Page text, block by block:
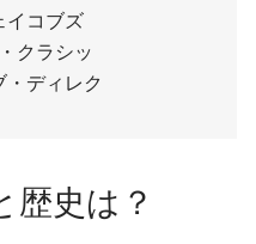
イコブズ
クラシッ
ディレク
歴史は？